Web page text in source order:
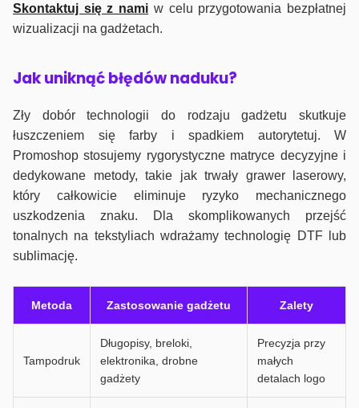
Skontaktuj się z nami w celu przygotowania bezpłatnej
wizualizacji na gadżetach.
Jak uniknąć błędów naduku?
Zły dobór technologii do rodzaju gadżetu skutkuje
łuszczeniem się farby i spadkiem autorytetuj. W
Promoshop stosujemy rygorystyczne matryce decyzyjne i
dedykowane metody, takie jak trwały grawer laserowy,
który całkowicie eliminuje ryzyko mechanicznego
uszkodzenia znaku. Dla skomplikowanych przejść
tonalnych na tekstyliach wdrażamy technologię DTF lub
sublimację.
Metoda Zastosowanie gadżetu Zalety
Tampodruk
Długopisy, breloki,
elektronika, drobne
gadżety
Precyzja przy
małych
detalach logo